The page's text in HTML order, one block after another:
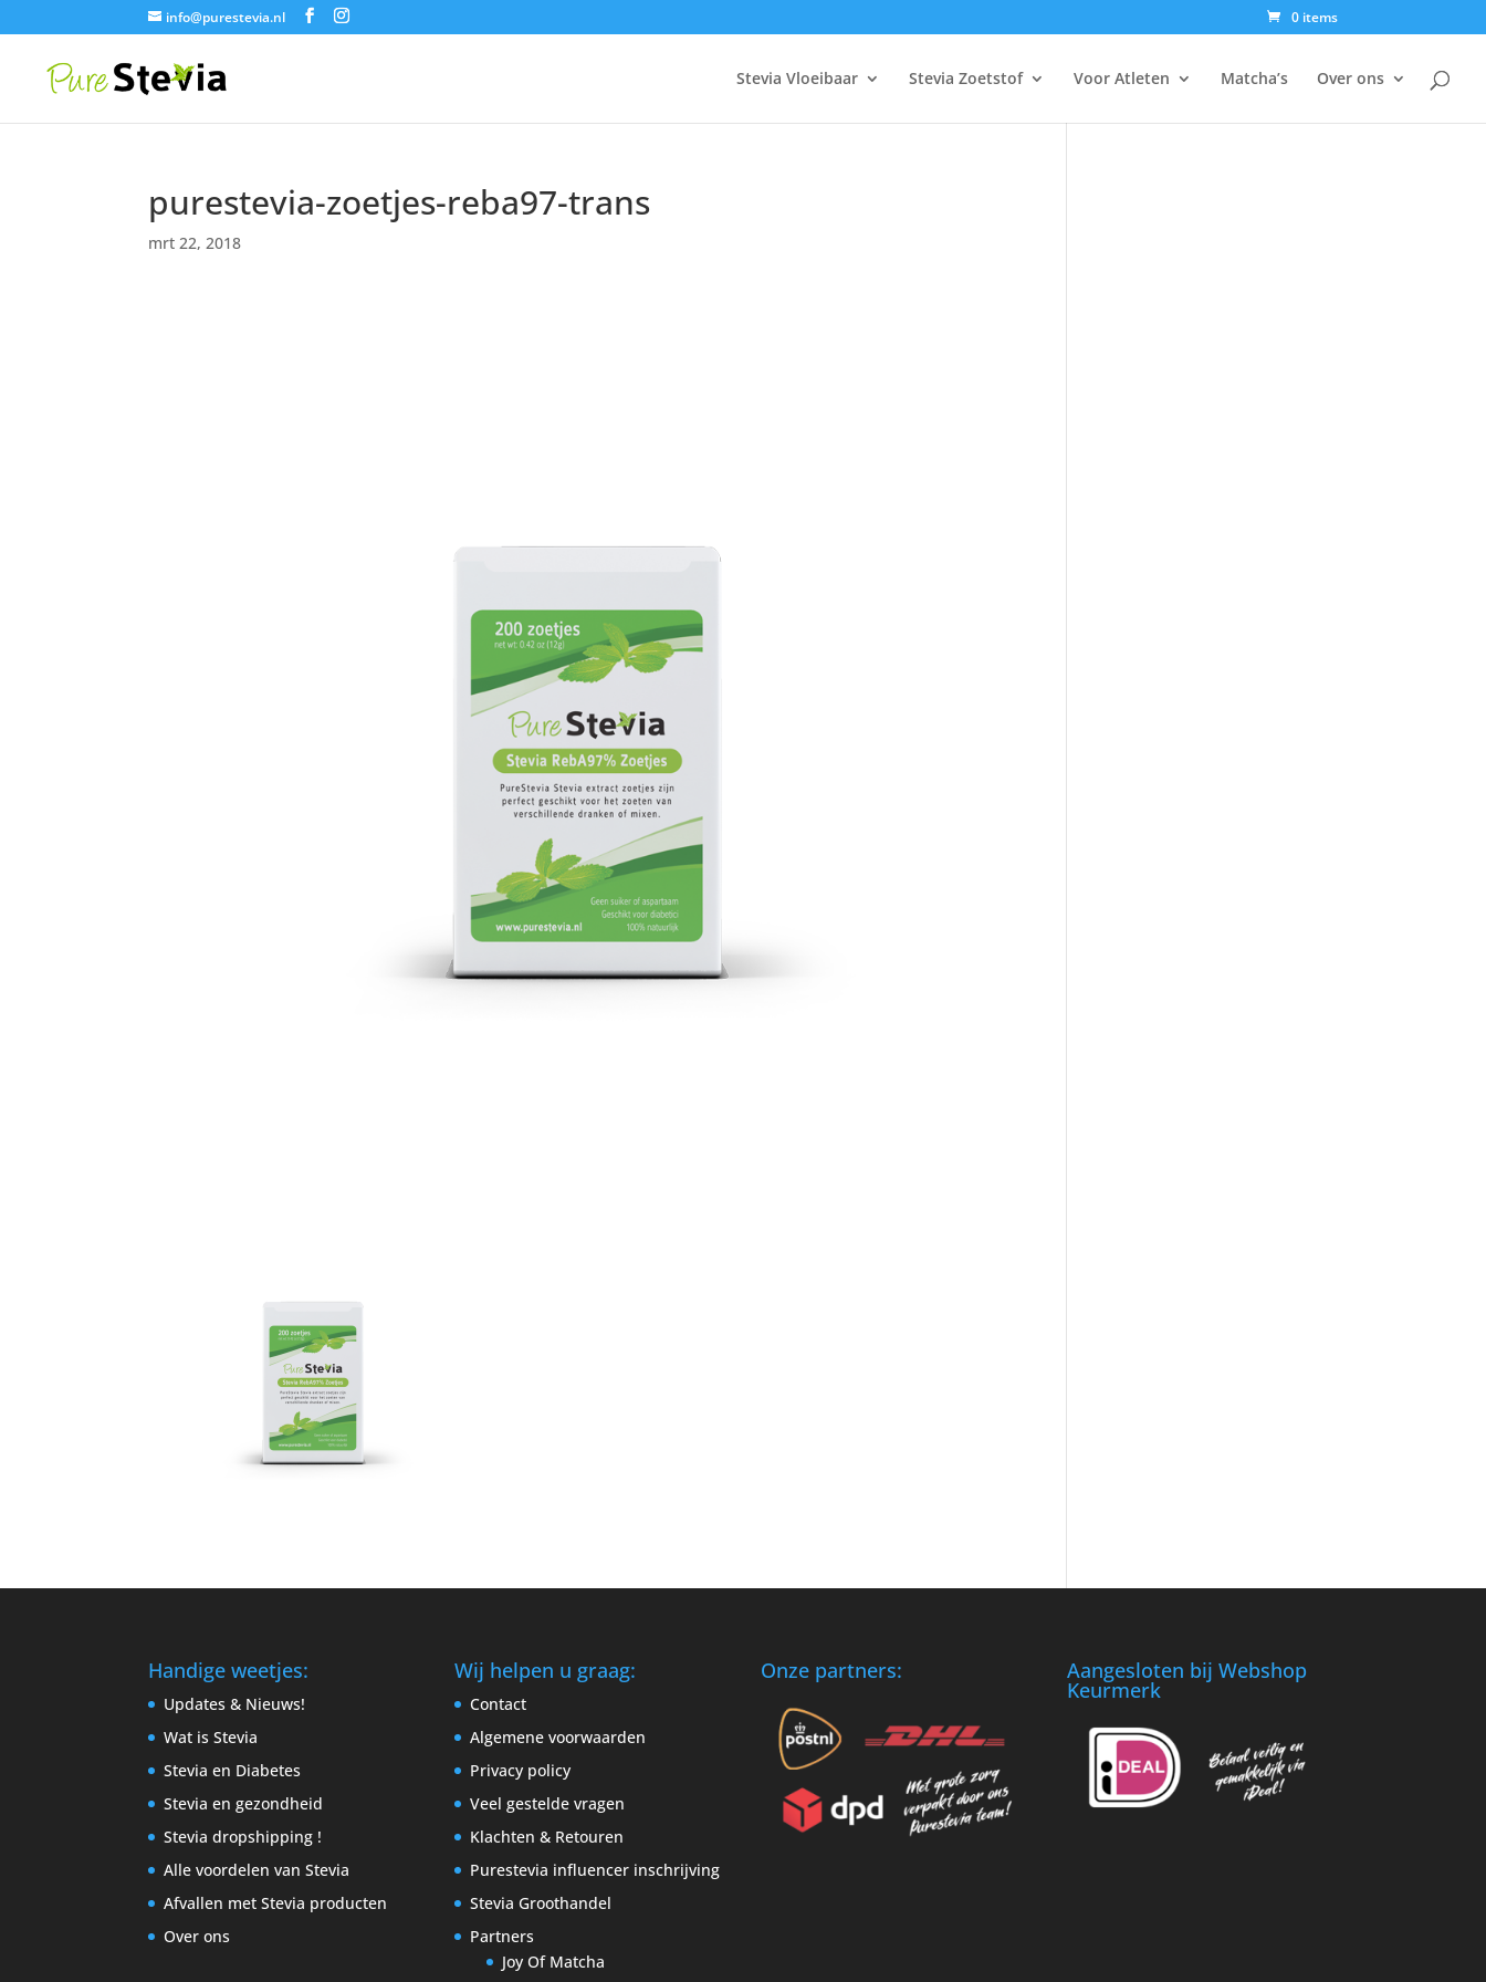
info@purestevia.nl 0 items
Stevia Vloeibaar Stevia Zoetstof Voor Atleten Matcha’s Over ons
purestevia-zoetjes-reba97-trans
mrt 22, 2018
Handige weetjes:
Updates & Nieuws!
Wat is Stevia
Stevia en Diabetes
Stevia en gezondheid
Stevia dropshipping !
Alle voordelen van Stevia
Afvallen met Stevia producten
Over ons
Wij helpen u graag:
Contact
Algemene voorwaarden
Privacy policy
Veel gestelde vragen
Klachten & Retouren
Purestevia influencer inschrijving
Stevia Groothandel
Partners
Joy Of Matcha
Onze partners: Aangesloten bij Webshop
Keurmerk